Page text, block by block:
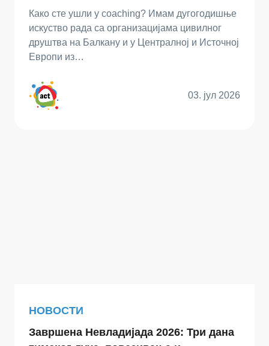
Како сте ушли у coaching? Имам дугогодишње
искуство рада са организацијама цивилног
друштва на Балкану и у Централној и Источној
Европи из…
03. јул 2026
НОВОСТИ
Завршена Невладијада 2026: Три дана